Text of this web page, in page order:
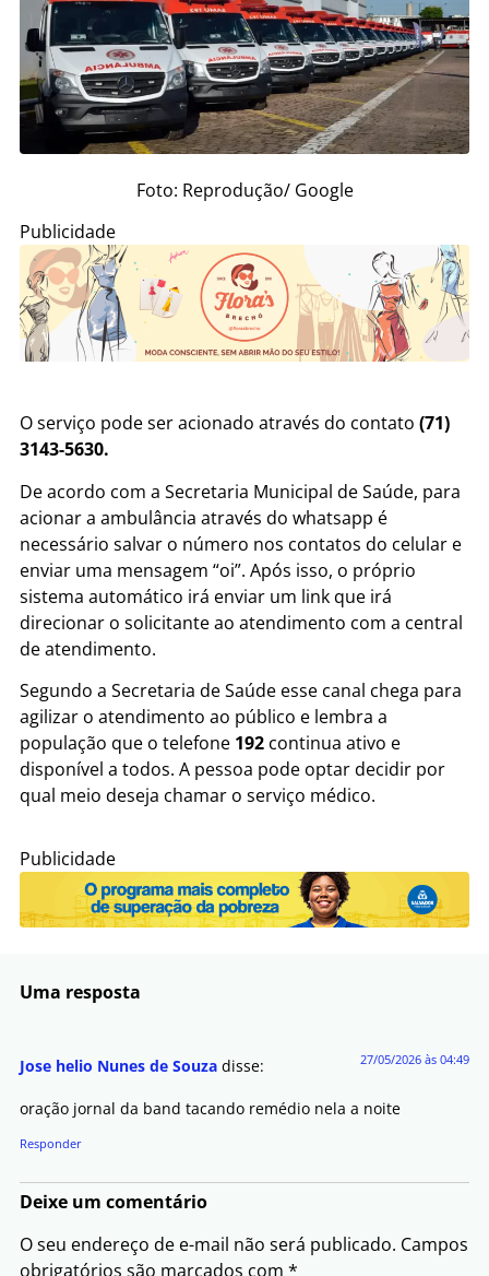
Foto: Reprodução/ Google
Publicidade
O serviço pode ser acionado através do contato (71)
3143-5630.
De acordo com a Secretaria Municipal de Saúde, para
acionar a ambulância através do whatsapp é
necessário salvar o número nos contatos do celular e
enviar uma mensagem “oi”. Após isso, o próprio
sistema automático irá enviar um link que irá
direcionar o solicitante ao atendimento com a central
de atendimento.
Segundo a Secretaria de Saúde esse canal chega para
agilizar o atendimento ao público e lembra a
população que o telefone 192 continua ativo e
disponível a todos. A pessoa pode optar decidir por
qual meio deseja chamar o serviço médico.
Publicidade
Uma resposta
Jose helio Nunes de Souza disse: 27/05/2026 às 04:49
oração jornal da band tacando remédio nela a noite
Responder
Deixe um comentário
O seu endereço de e-mail não será publicado. Campos
obrigatórios são marcados com *